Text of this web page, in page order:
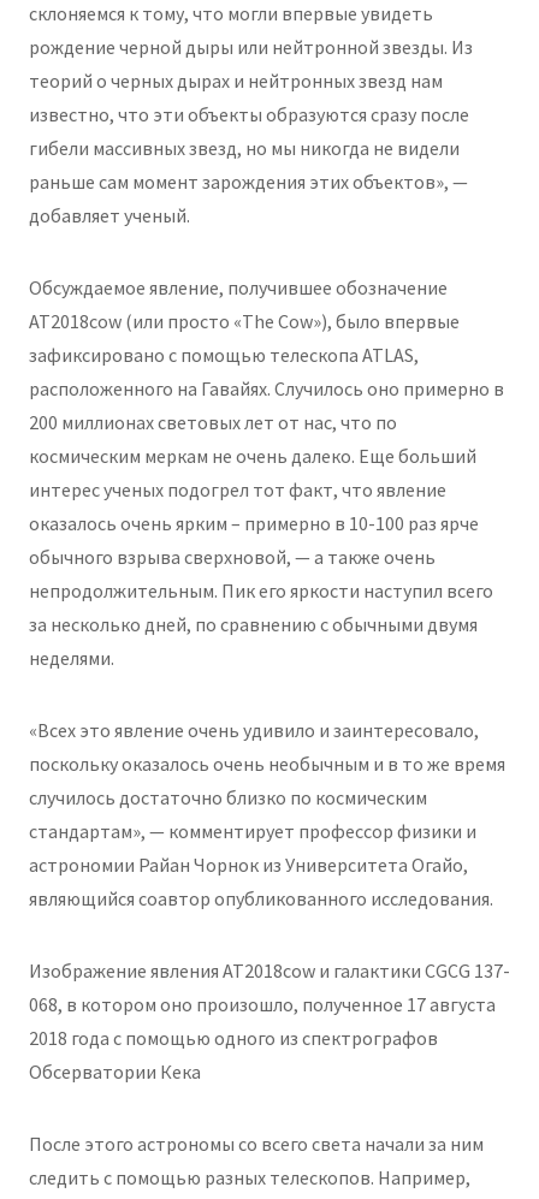
склоняемся к тому, что могли впервые увидеть
рождение черной дыры или нейтронной звезды. Из
теорий о черных дырах и нейтронных звезд нам
известно, что эти объекты образуются сразу после
гибели массивных звезд, но мы никогда не видели
раньше сам момент зарождения этих объектов», —
добавляет ученый.
Обсуждаемое явление, получившее обозначение
AT2018cow (или просто «The Cow»), было впервые
зафиксировано с помощью телескопа ATLAS,
расположенного на Гавайях. Случилось оно примерно в
200 миллионах световых лет от нас, что по
космическим меркам не очень далеко. Еще больший
интерес ученых подогрел тот факт, что явление
оказалось очень ярким – примерно в 10-100 раз ярче
обычного взрыва сверхновой, — а также очень
непродолжительным. Пик его яркости наступил всего
за несколько дней, по сравнению с обычными двумя
неделями.
«Всех это явление очень удивило и заинтересовало,
поскольку оказалось очень необычным и в то же время
случилось достаточно близко по космическим
стандартам», — комментирует профессор физики и
астрономии Райан Чорнок из Университета Огайо,
являющийся соавтор опубликованного исследования.
Изображение явления AT2018cow и галактики CGCG 137-
068, в котором оно произошло, полученное 17 августа
2018 года с помощью одного из спектрографов
Обсерватории Кека
После этого астрономы со всего света начали за ним
следить с помощью разных телескопов. Например,